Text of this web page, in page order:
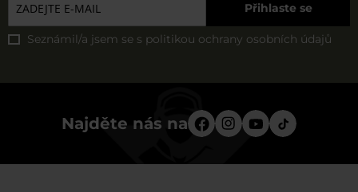
Přihlaste se
Seznámil/a jsem se s politikou ochrany osobních údajů
Najděte nás na